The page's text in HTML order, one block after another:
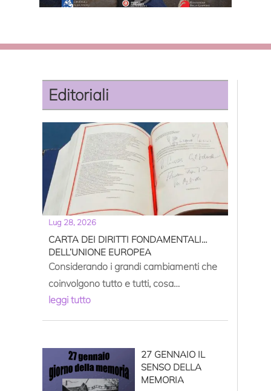
Editoriali
Lug 28, 2026
CARTA DEI DIRITTI FONDAMENTALI
DELL’UNIONE EUROPEA
Considerando i grandi cambiamenti che
coinvolgono tutto e tutti, cosa
propongono le donne italiane in questo
contesto sempre più allargato di
leggi tutto
27 GENNAIO IL
SENSO DELLA
MEMORIA